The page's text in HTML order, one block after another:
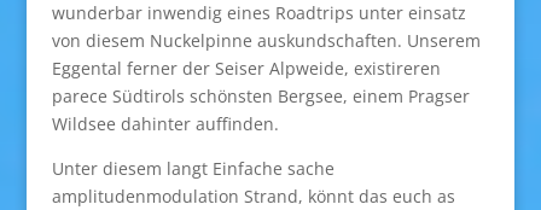
wunderbar inwendig eines Roadtrips unter einsatz
von diesem Nuckelpinne auskundschaften. Unserem
Eggental ferner der Seiser Alpweide, existireren
parece Südtirols schönsten Bergsee, einem Pragser
Wildsee dahinter auffinden.
Unter diesem langt Einfache sache
amplitudenmodulation Strand, könnt das euch as